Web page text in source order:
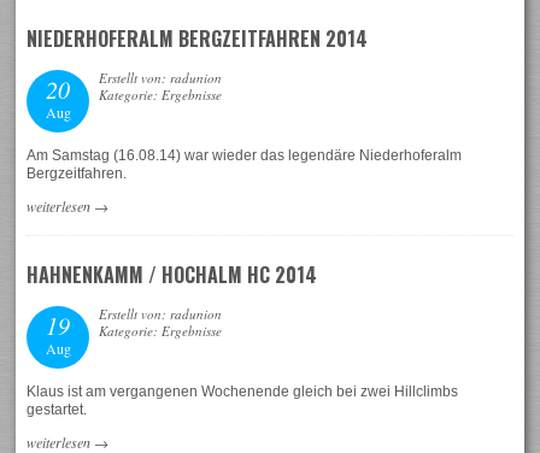
NIEDERHOFERALM BERGZEITFAHREN 2014
20
Aug
Erstellt von: radunion
Kategorie: Ergebnisse
Am Samstag (16.08.14) war wieder das legendäre Niederhoferalm
Bergzeitfahren.
weiterlesen →
HAHNENKAMM / HOCHALM HC 2014
19
Aug
Erstellt von: radunion
Kategorie: Ergebnisse
Klaus ist am vergangenen Wochenende gleich bei zwei Hillclimbs
gestartet.
weiterlesen →